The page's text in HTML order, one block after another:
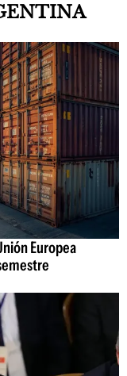
Europea